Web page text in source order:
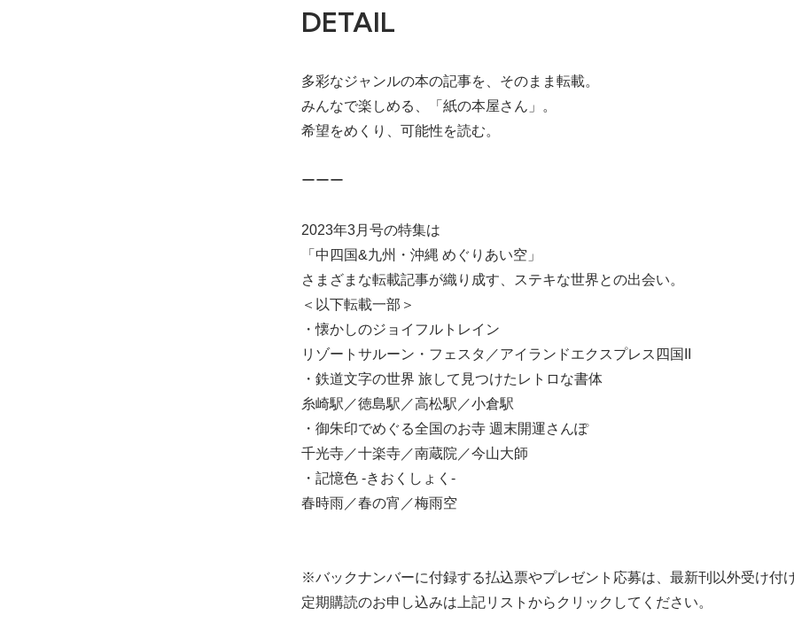
DETAIL
多彩なジャンルの本の記事を、そのまま転載。
みんなで楽しめる、「紙の本屋さん」。
希望をめくり、可能性を読む。
ーーー
2023年3月号の特集は
「中四国&九州・沖縄 めぐりあい空」
さまざまな転載記事が織り成す、ステキな世界との出会い。
＜以下転載一部＞
・懐かしのジョイフルトレイン
リゾートサルーン・フェスタ／アイランドエクスプレス四国II
・鉄道文字の世界 旅して見つけたレトロな書体
糸崎駅／徳島駅／高松駅／小倉駅
・御朱印でめぐる全国のお寺 週末開運さんぽ
千光寺／十楽寺／南蔵院／今山大師
・記憶色 -きおくしょく-
春時雨／春の宵／梅雨空
※バックナンバーに付録する払込票やプレゼント応募は、最新刊以外受け付
定期購読のお申し込みは上記リストからクリックしてください。